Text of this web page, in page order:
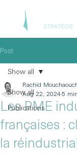
Post
Show all
Publications
Show all
Les PME
françaises :
la
Rachid
Aug 22, 2024 5